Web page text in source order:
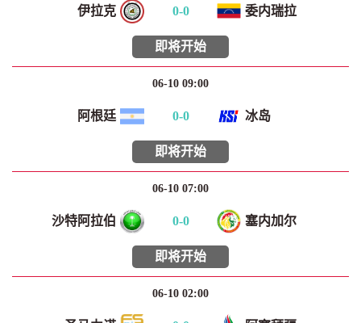
伊拉克 0-0 委内瑞拉
即将开始
06-10 09:00
阿根廷 0-0 冰岛
即将开始
06-10 07:00
沙特阿拉伯 0-0 塞内加尔
即将开始
06-10 02:00